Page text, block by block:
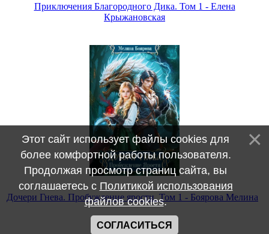
Приключения Благородного Дика. Том 1 - Елена
Крыжановская
Дочери Гнева. Пробуждение ярости. Том 1 - Боярова Мелина
Этот сайт использует файлы cookies для
более комфортной работы пользователя.
Продолжая просмотр страниц сайта, вы
соглашаетесь с Политикой использования
файлов cookies.
СОГЛАСИТЬСЯ